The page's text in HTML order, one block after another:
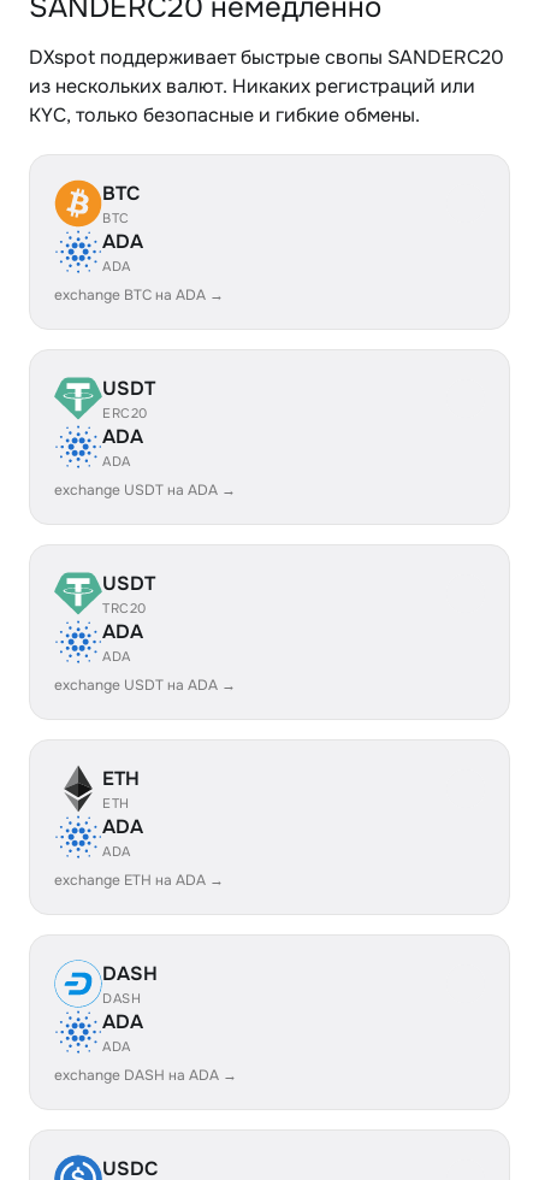
SANDERC20 немедленно
DXspot поддерживает быстрые свопы SANDERC20
из нескольких валют. Никаких регистраций или
KYC, только безопасные и гибкие обмены.
BTC
BTC
ADA
ADA
exchange BTC на ADA →
USDT
ERC20
ADA
ADA
exchange USDT на ADA →
USDT
TRC20
ADA
ADA
exchange USDT на ADA →
ETH
ETH
ADA
ADA
exchange ETH на ADA →
DASH
DASH
ADA
ADA
exchange DASH на ADA →
USDC